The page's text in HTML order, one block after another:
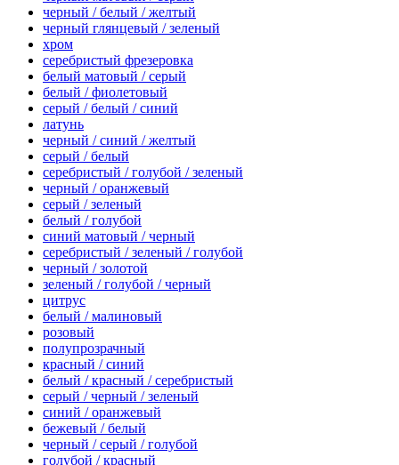
черный / белый / желтый
черный глянцевый / зеленый
хром
серебристый фрезеровка
белый матовый / серый
белый / фиолетовый
серый / белый / синий
латунь
черный / синий / желтый
серый / белый
серебристый / голубой / зеленый
черный / оранжевый
серый / зеленый
белый / голубой
синий матовый / черный
серебристый / зеленый / голубой
черный / золотой
зеленый / голубой / черный
цитрус
белый / малиновый
розовый
полупрозрачный
красный / синий
белый / красный / серебристый
серый / черный / зеленый
синий / оранжевый
бежевый / белый
черный / серый / голубой
голубой / красный